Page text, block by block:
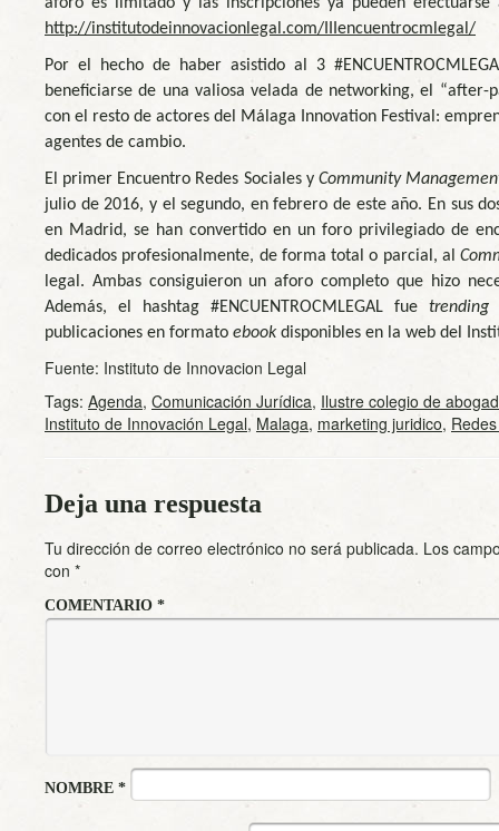
http://institutodeinnovacionlegal.com/IIIencuentrocmlegal/
Por el hecho de haber asistido al 3
beneficiarse de una valiosa velada de networking, el “after-
con el resto de actores del Málaga Innovation Festival:
agentes de cambio.
El primer Encuentro Redes Sociales y Community
julio de 2016, y el segundo, en febrero de este año. En sus
en Madrid, se han convertido en un foro privilegiado de
dedicados profesionalmente, de forma total o parcial, al
legal. Ambas consiguieron un aforo completo que hizo
Además, el hashtag #ENCUENTROCMLEGAL fue trending
publicaciones en formato ebook disponibles en la web del
Fuente: Instituto de Innovacion Legal
Tags: Agenda, Comunicación Jurídica, Ilustre colegio de
Instituto de Innovación Legal, Malaga, marketing juridico,
Deja una respuesta
Tu dirección de correo electrónico no será publicada. Los
con *
COMENTARIO *
NOMBRE *